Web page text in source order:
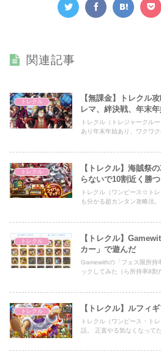
関連記事
トレクル
【無課金】トレクル
レマ、絆決戦、年末年
トレクル（トレジャークル
あり年末年始あり、ワクワク
トレクル
【トレクル】海賊祭
らないで10割近く勝つ
トレクル（ワンピース☆ト
も分かる超カンタン攻略法
トレクル
【トレクル】
カー」で遊んだ
Gamewithの「フェス限所持
ックしてみた（ら所持率8割
トレクル 【トレクル】ルフィ
トレクル（ワンピース・ト
話。 正直やる気なくなってた